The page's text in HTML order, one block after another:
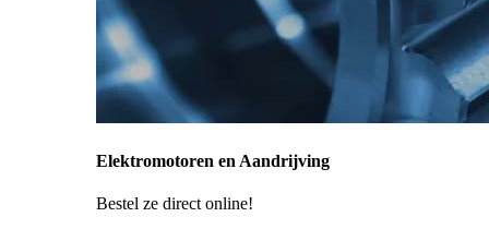
Elektromotoren en Aandrijving
Bestel ze direct online!